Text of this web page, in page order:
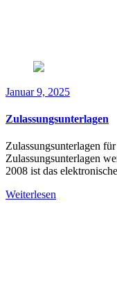
Januar 9, 2025
Zulassungsunterlagen
Zulassungsunterlagen
Zulassungsunterlagen
2008 ist das
Weiterlesen